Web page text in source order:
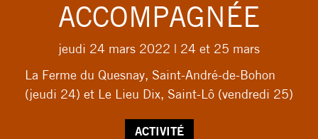
ACCOMPAGNÉE
jeudi 24 mars 2022 | 24 et 25 mars
La Ferme du Quesnay, Saint-André-de-Bohon
(jeudi 24) et Le Lieu Dix, Saint-Lô (vendredi 25)
ACTIVITÉ